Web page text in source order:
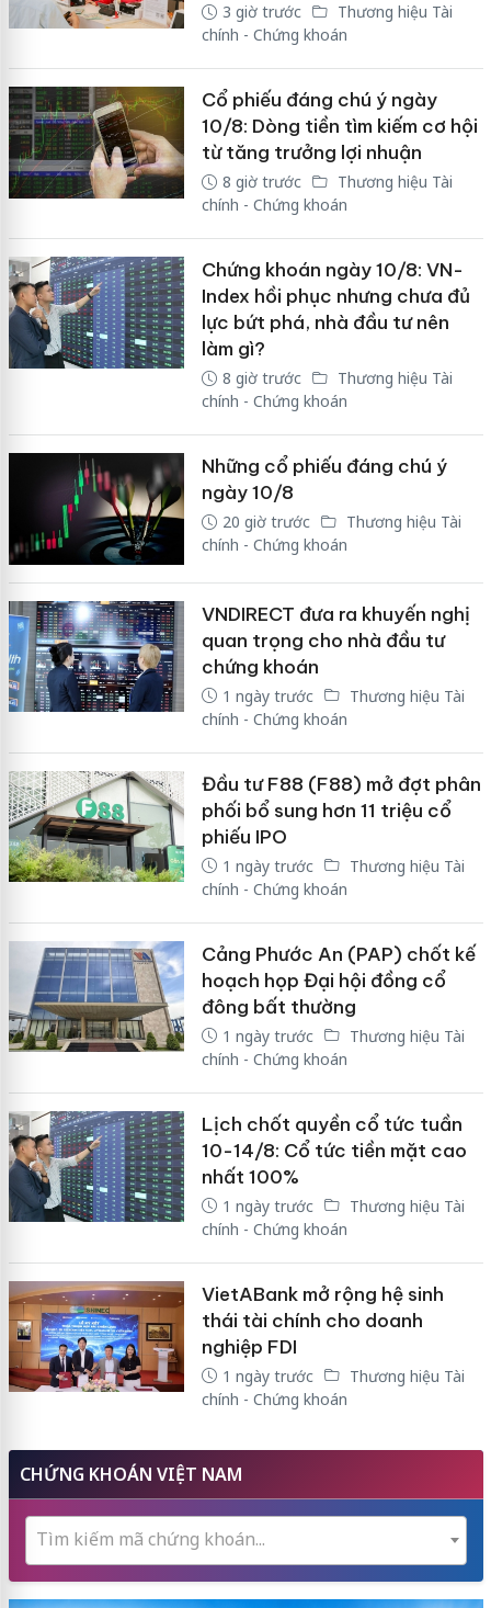
3 giờ trước
Thương hiệu Tài
chính - Chứng khoán
Cổ phiếu đáng chú ý ngày
10/8: Dòng tiền tìm kiếm cơ hội
từ tăng trưởng lợi nhuận
8 giờ trước
Thương hiệu Tài
chính - Chứng khoán
Chứng khoán ngày 10/8: VN-
Index hồi phục nhưng chưa đủ
lực bứt phá, nhà đầu tư nên
làm gì?
8 giờ trước
Thương hiệu Tài
chính - Chứng khoán
Những cổ phiếu đáng chú ý
ngày 10/8
20 giờ trước
Thương hiệu Tài
chính - Chứng khoán
VNDIRECT đưa ra khuyến nghị
quan trọng cho nhà đầu tư
chứng khoán
1 ngày trước
Thương hiệu Tài
chính - Chứng khoán
Đầu tư F88 (F88) mở đợt phân
phối bổ sung hơn 11 triệu cổ
phiếu IPO
1 ngày trước
Thương hiệu Tài
chính - Chứng khoán
Cảng Phước An (PAP) chốt kế
hoạch họp Đại hội đồng cổ
đông bất thường
1 ngày trước
Thương hiệu Tài
chính - Chứng khoán
Lịch chốt quyền cổ tức tuần
10-14/8: Cổ tức tiền mặt cao
nhất 100%
1 ngày trước
Thương hiệu Tài
chính - Chứng khoán
VietABank mở rộng hệ sinh
thái tài chính cho doanh
nghiệp FDI
1 ngày trước
Thương hiệu Tài
chính - Chứng khoán
CHỨNG KHOÁN VIỆT NAM
Tìm kiếm mã chứng khoán...